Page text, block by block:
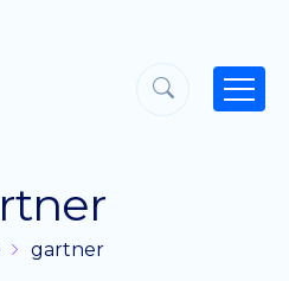
gartner